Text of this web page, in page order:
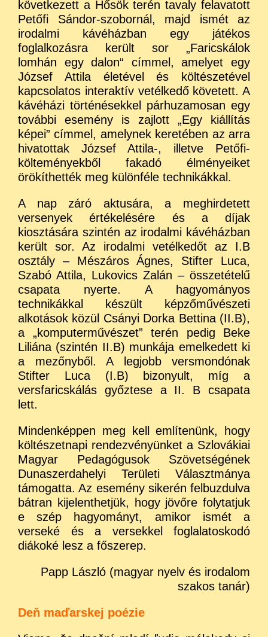
következett a Hősök terén tavaly felavatott
Petőfi Sándor-szobornál, majd ismét az
irodalmi kávéházban egy játékos
foglalkozásra került sor „Faricskálok
lomhán egy dalon“ címmel, amelyet egy
József Attila életével és költészetével
kapcsolatos interaktív vetélkedő követett. A
kávéházi történésekkel párhuzamosan egy
további esemény is zajlott „Egy kiállítás
képei” címmel, amelynek keretében az arra
hivatottak József Attila-, illetve Petőfi-
költeményekből fakadó élményeiket
örökíthették meg különféle technikákkal.
A nap záró aktusára, a meghirdetett
versenyek értékelésére és a díjak
kiosztására szintén az irodalmi kávéházban
került sor. Az irodalmi vetélkedőt az I.B
osztály – Mészáros Ágnes, Stifter Luca,
Szabó Attila, Lukovics Zalán – összetételű
csapata nyerte. A hagyományos
technikákkal készült képzőművészeti
alkotások közül Csányi Dorka Bettina (II.B),
a „komputerművészet” terén pedig Beke
Liliána (szintén II.B) munkája emelkedett ki
a mezőnyből. A legjobb versmondónak
Stifter Luca (I.B) bizonyult, míg a
versfaricskálás győztese a II. B csapata
lett.
Mindenképpen meg kell említenünk, hogy
költészetnapi rendezvényünket a Szlovákiai
Magyar Pedagógusok Szövetségének
Dunaszerdahelyi Területi Választmánya
támogatta. Az esemény sikerén felbuzdulva
bátran kijelenthetjük, hogy jövőre folytatjuk
e szép hagyományt, amikor ismét a
verseké és a versekkel foglalatoskodó
diákoké lesz a főszerep.
Papp László (magyar nyelv és irodalom
szakos tanár)
Deň maďarskej poézie